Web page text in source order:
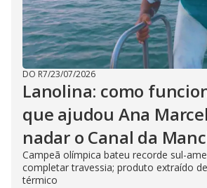
DO R7/23/07/2026
Lanolina: como
que ajudou Ana
nadar o Canal da
Campeã olímpica bateu recorde sul-
completar travessia; produto extraído
térmico